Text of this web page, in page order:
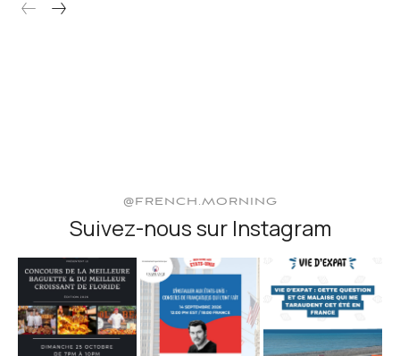
@FRENCH.MORNING
Suivez-nous sur Instagram